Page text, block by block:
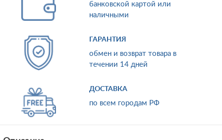
банковской картой или
наличными
ГАРАНТИЯ
обмен и возврат товара в
течении 14 дней
ДОСТАВКА
по всем городам РФ